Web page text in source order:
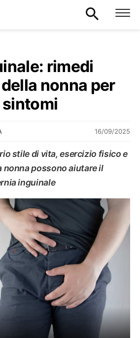
rimedi
nonna per
16/09/2025
stile di vita, esercizio fisico e
nonna possono aiutare il
inguinale